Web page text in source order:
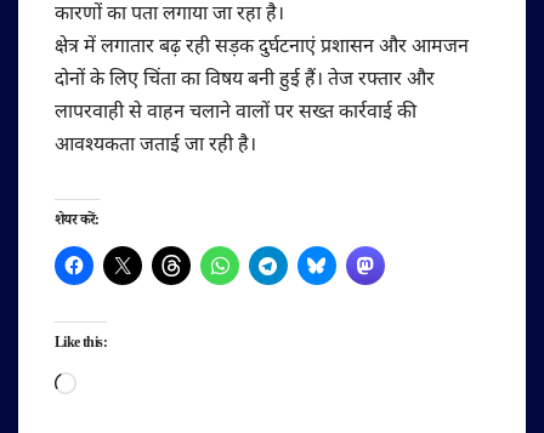
कारणों का पता लगाया जा रहा है।
क्षेत्र में लगातार बढ़ रही सड़क दुर्घटनाएं प्रशासन और आमजन
दोनों के लिए चिंता का विषय बनी हुई हैं। तेज रफ्तार और
लापरवाही से वाहन चलाने वालों पर सख्त कार्रवाई की
आवश्यकता जताई जा रही है।
शेयर करें:
Like this:
Loading…